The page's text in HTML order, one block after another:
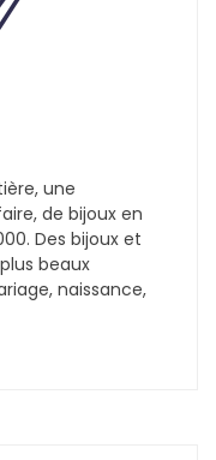
une
de bijoux en
Des bijoux et
beaux
naissance,